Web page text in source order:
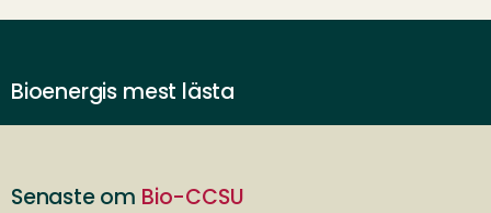
Bioenergis mest lästa
Senaste om Bio-CCSU